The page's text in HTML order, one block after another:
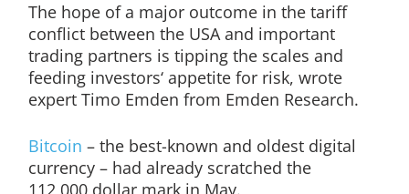
The hope of a major outcome in the tariff
conflict between the USA and important
trading partners is tipping the scales and
feeding investors‘ appetite for risk, wrote
expert Timo Emden from Emden Research.
Bitcoin – the best-known and oldest digital
currency – had already scratched the